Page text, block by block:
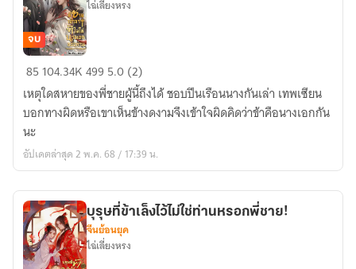
ไหน
ได้
พี่
ชาย
เจ้าขา
ข้า
ไม่ใช่
นางเอก
ท่าน
จบ
ไฉ่เลี่ยงหรง
85 104.34K499 5.0 (2)
เหตุใดสหายของพี่ชายผู้นี้ถึงได้ ชอบปีนเรือนนางกันเล่า เทพเซียน
บอกทางผิดหรือเขาเห็นข้างดงามจึงเข้าใจผิดคิดว่าข้าคือนางเอกกัน
นะ
อัปเดตล่าสุด 2 พ.ค. 68 / 17:39 น.
บุรุษที่ข้าเล็งไว้ไม่ใช่ท่านหรอกพี่ชาย!
จีนย้อนยุค
ไฉ่เลี่ยงหรง